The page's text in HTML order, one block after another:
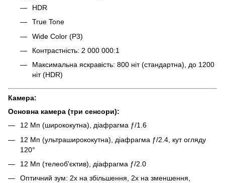
HDR
True Tone
Wide Color (P3)
Контрастність: 2 000 000:1
Максимальна яскравість: 800 ніт (стандартна), до 1200
ніт (HDR)
Камера:
Основна камера (три сенсори):
12 Мп (ширококутна), діафрагма ƒ/1.6
12 Мп (ультраширококутна), діафрагма ƒ/2.4, кут огляду
120°
12 Мп (телеоб'єктив), діафрагма ƒ/2.0
Оптичний зум: 2x на збільшення, 2x на зменшення,